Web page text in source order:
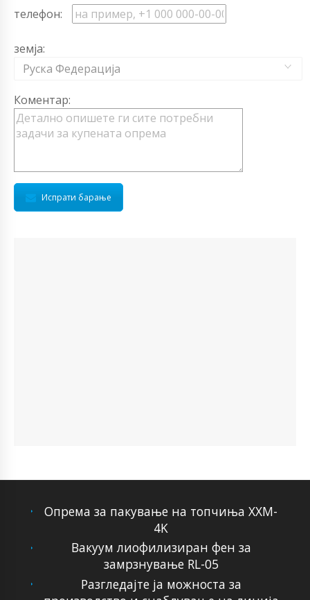
телефон:
земја:
Руска Федерација
Коментар:
Испрати барање
Опрема за пакување на топчиња XXM-
4K
Вакуум лиофилизиран фен за
замрзнување RL-05
Разгледајте ја можноста за